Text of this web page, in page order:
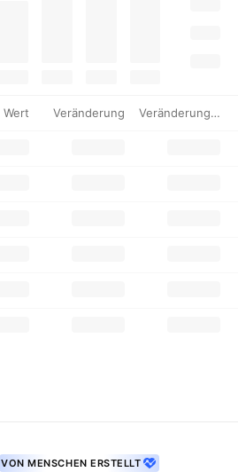
Wert Veränderung Veränderung %
VON MENSCHEN ERSTELLT